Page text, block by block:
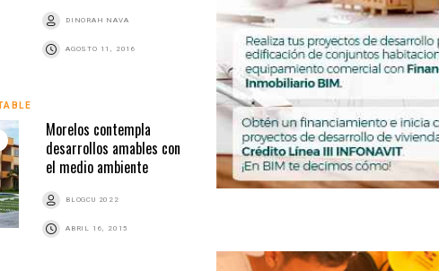
DINORAH NAVA
AGOSTO 11, 2016
Morelos contempla
desarrollos amables con
el medio ambiente
BLOGCU 2022
ABRIL 16, 2015